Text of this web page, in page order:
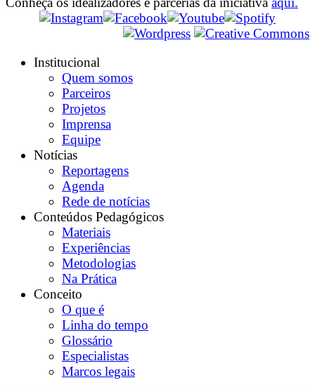
Institucional
Quem somos
Parceiros
Projetos
Imprensa
Equipe
Notícias
Reportagens
Agenda
Rede de notícias
Conteúdos Pedagógicos
Materiais
Experiências
Metodologias
Na Prática
Conceito
O que é
Linha do tempo
Glossário
Especialistas
Marcos legais